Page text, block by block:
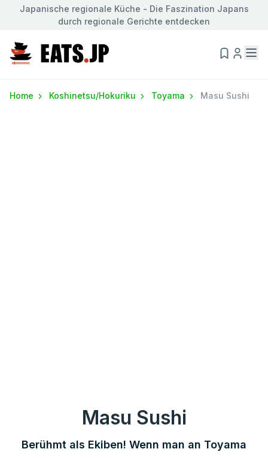
Japanische regionale Küche - Die Faszination Japans
durch regionale Gerichte entdecken
Home Koshinetsu/Hokuriku Toyama Masu Sushi
Masu Sushi
Berühmt als Ekiben! Wenn man an Toyama